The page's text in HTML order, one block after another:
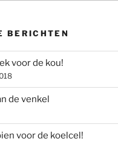
BERICHTEN
voor de kou!
de venkel
voor de koelcel!